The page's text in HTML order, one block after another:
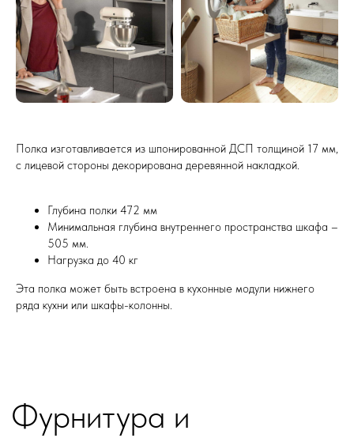
Полка изготавливается из шпонированной ДСП толщиной 17 мм,
с лицевой стороны декорирована деревянной накладкой.
Глубина полки 472 мм
Минимальная глубина внутреннего пространства шкафа –
505 мм.
Нагрузка до 40 кг
Эта полка может быть встроена в кухонные модули нижнего
ряда кухни или шкафы-колонны.
Фурнитура и
наполнение кухонь
Подъемные механизмы